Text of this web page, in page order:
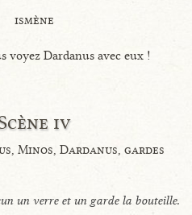
ismène
voyez Dardanus avec eux !
iv
Minos, Dardanus, gardes
un verre et un garde la bouteille.